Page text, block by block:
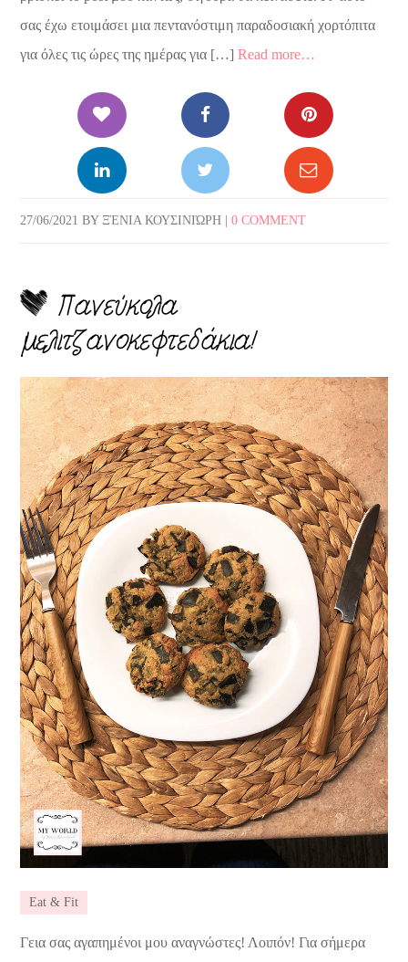
σας έχω ετοιμάσει μια πεντανόστιμη παραδοσιακή χορτόπιτα
για όλες τις ώρες της ημέρας για […]Read more…
27/06/2021 BYΞΈΝΙΑ ΚΟΥΣΙΝΙΏΡΗ |0 COMMENT
Πανεύκολα
μελιτζανοκεφτεδάκια!
Eat & Fit
Γεια σας αγαπημένοι μου αναγνώστες! Λοιπόν! Για σήμερα